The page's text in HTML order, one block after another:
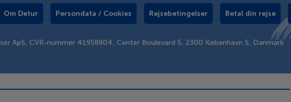
Om Detur Persondata / Cookies Rejsebetingelser Betal din rejse
ApS, CVR-nummer 41958804, Center Boulevard 5, 2300 København S, Danmark